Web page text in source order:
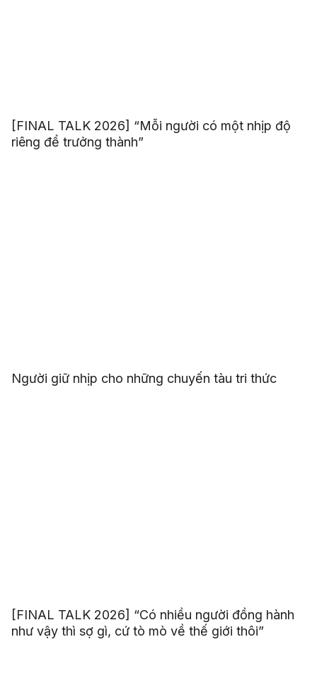
[FINAL TALK 2026] “Mỗi người có một nhịp độ
riêng để trưởng thành”
Người giữ nhịp cho những chuyến tàu tri thức
[FINAL TALK 2026] “Có nhiều người đồng hành
như vậy thì sợ gì, cứ tò mò về thế giới thôi”